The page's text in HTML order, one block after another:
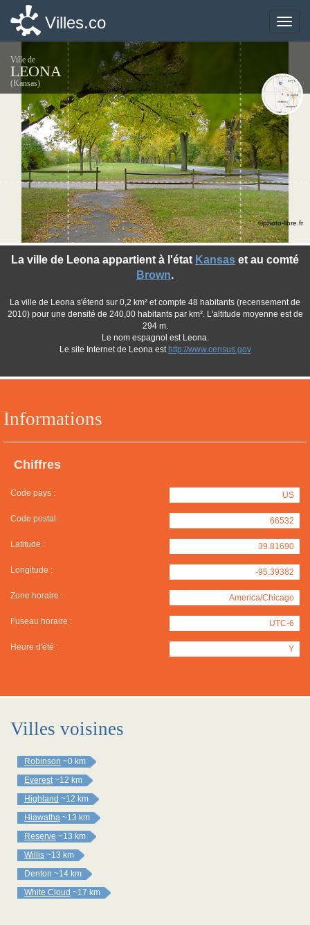
Toggle
Villes.co
Ville de
LEONA
(Kansas)
Informations
Chiffres
Code pays : US
Code postal : 66532
Latitude : 39.81690
Longitude : -95.39382
Zone horaire : America/Chicago
Fuseau horaire : UTC-6
Heure d'été : Y
La ville de Leona appartient à l'état Kansas et au comté
Brown.
La ville de Leona s'étend sur 0,2 km² et compte 48 habitants (recensement de
2010) pour une densité de 240,00 habitants par km². L'altitude moyenne est de
294 m.
Le nom espagnol est Leona.
Le site Internet de Leona est http://www.census.gov
©photo-libre.fr
Villes voisines
Robinson ~0 km
Everest ~12 km
Highland ~12 km
Hiawatha ~13 km
Reserve ~13 km
Willis ~13 km
Denton ~14 km
White Cloud ~17 km
Toggle
Villes.co